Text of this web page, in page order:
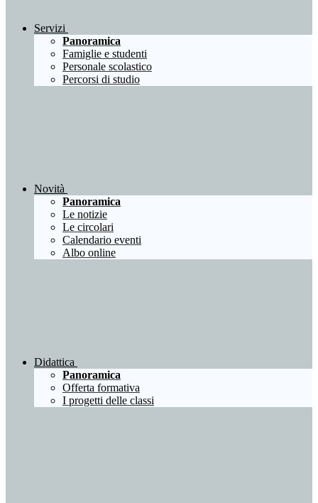
Servizi
Panoramica
Famiglie e studenti
Personale scolastico
Percorsi di studio
Novità
Panoramica
Le notizie
Le circolari
Calendario eventi
Albo online
Didattica
Panoramica
Offerta formativa
I progetti delle classi